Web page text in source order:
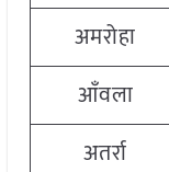
अमरोहा
आँवला
अतर्रा